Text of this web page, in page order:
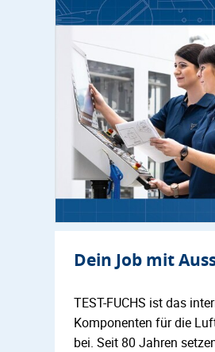
Dein Job mit
TEST-FUCHS ist das
Komponenten für die
bei. Seit 80 Jahren